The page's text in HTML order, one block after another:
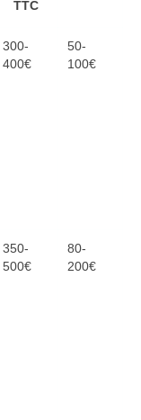
TTC
300-
400€
50-
100€
350-
500€
80-
200€